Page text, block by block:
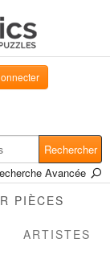
Rechercher
Avancée
PIÈCES
ARTISTES